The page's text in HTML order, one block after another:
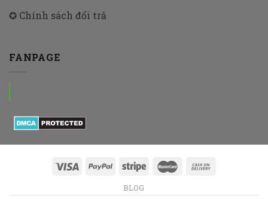
✪ Chính sách đổi trả
FANPAGE
BLOG